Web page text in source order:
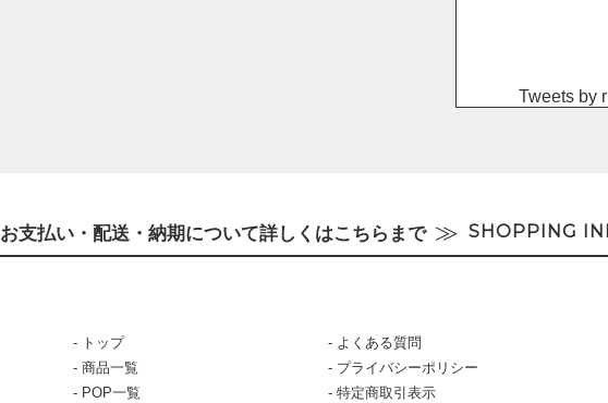
Tweets by
お支払い・配送・納期について詳しくはこちらまで SHOPPING
トップ
商品一覧
POP一覧
よくある質問
プライバシーポリシー
特定商取引表示